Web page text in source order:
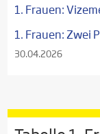
1. Frauen:
1. Frauen: Zwei
30.04.2026